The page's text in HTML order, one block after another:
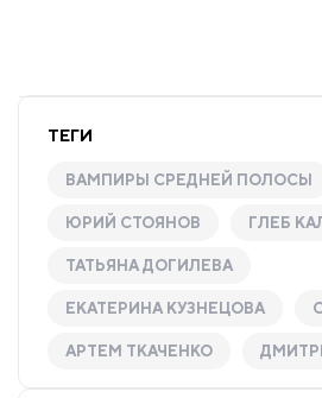
ТЕГИ
ВАМПИРЫ СРЕДНЕЙ ПОЛОСЫ
ЮРИЙ СТОЯНОВ ГЛЕБ
ТАТЬЯНА ДОГИЛЕВА
ЕКАТЕРИНА КУЗНЕЦОВА
АРТЕМ ТКАЧЕНКО